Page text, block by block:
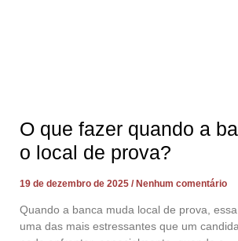
O que fazer quando a
o local de prova?
19 de dezembro de 2025 Nenhum comentário
Quando a banca muda local de prova,
uma das mais estressantes que um